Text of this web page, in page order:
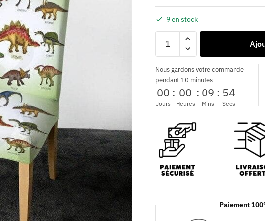
9 en stock
Nous gardons votre commande
pendant 10 minutes
00
Jours
: 00
Heures
: 09
Mins
: 52
Secs
Paiement